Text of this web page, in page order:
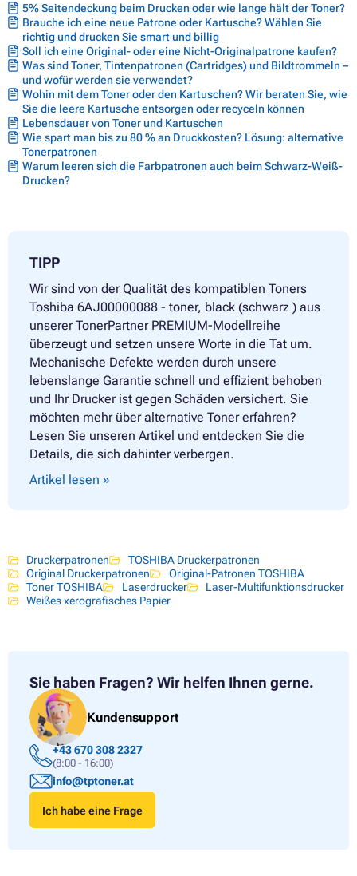
TOSHIBA E-STUDIO 254
5% Seitendeckung beim Drucken oder wie lange hält der Toner?
Brauche ich eine neue Patrone oder Kartusche? Wählen Sie
richtig und drucken Sie smart und billig
Soll ich eine Original- oder eine Nicht-Originalpatrone kaufen?
Was sind Toner, Tintenpatronen (Cartridges) und Bildtrommeln –
und wofür werden sie verwendet?
Wohin mit dem Toner oder den Kartuschen? Wir beraten Sie, wie
Sie die leere Kartusche entsorgen oder recyceln können
Lebensdauer von Toner und Kartuschen
Wie spart man bis zu 80 % an Druckkosten? Lösung: alternative
Tonerpatronen
Warum leeren sich die Farbpatronen auch beim Schwarz-Weiß-
Drucken?
TIPP
Wir sind von der Qualität des kompatiblen Toners
Toshiba 6AJ00000088 - toner, black (schwarz ) aus
unserer TonerPartner PREMIUM-Modellreihe
überzeugt und setzen unsere Worte in die Tat um.
Mechanische Defekte werden durch unsere
lebenslange Garantie schnell und effizient behoben
und Ihr Drucker ist gegen Schäden versichert. Sie
möchten mehr über alternative Toner erfahren?
Lesen Sie unseren Artikel und entdecken Sie die
Details, die sich dahinter verbergen.
Artikel lesen »
Druckerpatronen
TOSHIBA Druckerpatronen
Original Druckerpatronen
Original-Patronen TOSHIBA
Toner TOSHIBA
Laserdrucker
Laser-Multifunktionsdrucker
Weißes xerografisches Papier
Sie haben Fragen? Wir helfen Ihnen gerne.
Kundensupport
+43 670 308 2327
(8:00 - 16:00)
info@tptoner.at
Ich habe eine Frage